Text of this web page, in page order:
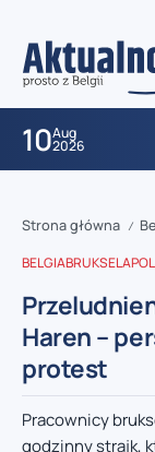
10Aug
2026
Strona główna /
BELGIABRUKSELA
Haren –
protest
Pracownicy
godzinny strajk,